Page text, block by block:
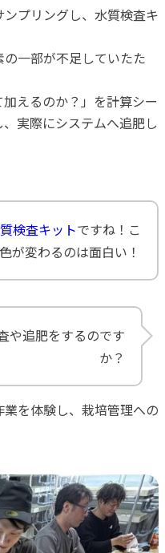
プリングし、水質検査キ
一部が不足していたた
加えるのか？」を計算シー
実際にシステムへ追肥し
検査キットですね！こ
が変わるのは面白い！
や追肥をするのです
か？
を体験し、栽培管理への